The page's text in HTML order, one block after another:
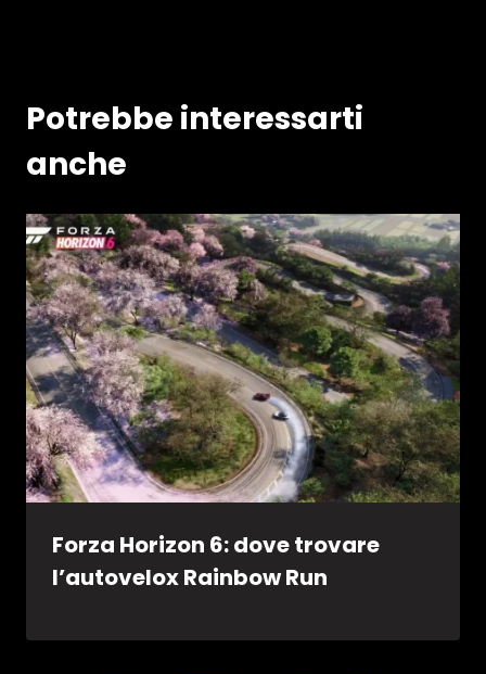
Potrebbe interessarti
anche
Forza Horizon 6: dove trovare
l’autovelox Rainbow Run